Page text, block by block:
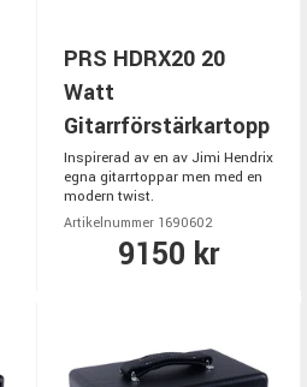
PRS HDRX20 20
Watt
Gitarrförstärkartopp
Inspirerad av en av Jimi Hendrix
egna gitarrtoppar men med en
modern twist.
Artikelnummer 1690602
9150 kr